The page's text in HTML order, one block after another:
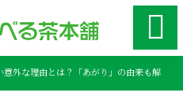

外な理由とは？「あがり」の由来も解説